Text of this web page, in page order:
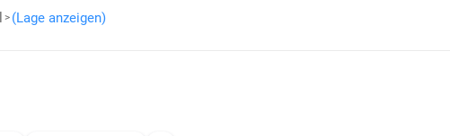
(Lage anzeigen)